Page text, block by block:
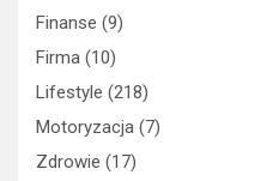
Finanse (9)
Firma (10)
Lifestyle (218)
Motoryzacja (7)
Zdrowie (17)